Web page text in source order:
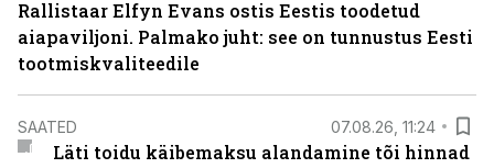
Rallistaar Elfyn Evans ostis Eestis toodetud
aiapaviljoni. Palmako juht: see on tunnustus Eesti
tootmiskvaliteedile
SAATED 07.08.26, 11:24
Läti toidu käibemaksu alandamine tõi hinnad